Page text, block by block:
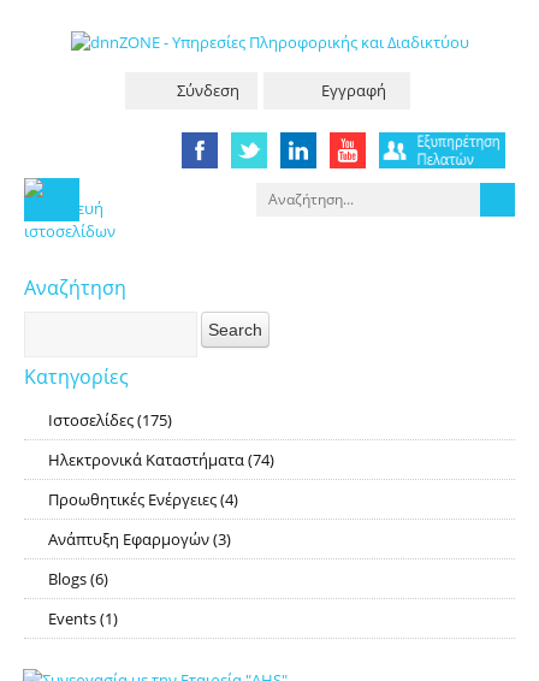
Σύνδεση Εγγραφή
Αναζήτηση
Κατηγορίες
Ιστοσελίδες(175)
Ηλεκτρονικά Καταστήματα(74)
Προωθητικές Ενέργειες(4)
Ανάπτυξη Εφαρμογών(3)
Blogs(6)
Events(1)